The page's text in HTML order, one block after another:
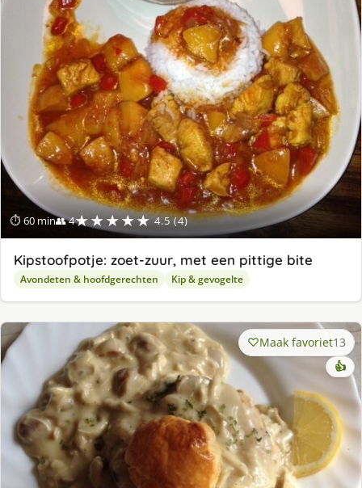
⏱ 60 min👥 4★★★★★ 4.5 (4)
Kipstoofpotje: zoet-zuur, met een pittige bite
Avondeten & hoofdgerechten Kip & gevogelte
Maak favoriet13
👍